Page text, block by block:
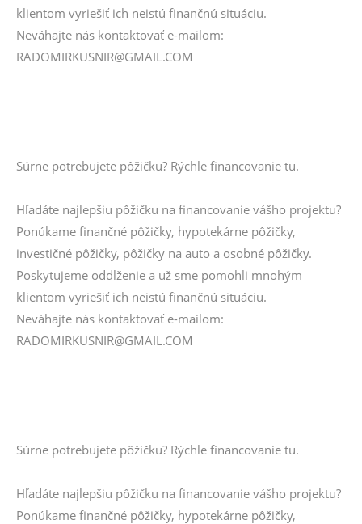
klientom vyriešiť ich neistú finančnú situáciu.
Neváhajte nás kontaktovať e-mailom:
RADOMIRKUSNIR@GMAIL.COM
Súrne potrebujete pôžičku? Rýchle financovanie tu.
Hľadáte najlepšiu pôžičku na financovanie vášho projektu?
Ponúkame finančné pôžičky, hypotekárne pôžičky,
investičné pôžičky, pôžičky na auto a osobné pôžičky.
Poskytujeme oddlženie a už sme pomohli mnohým
klientom vyriešiť ich neistú finančnú situáciu.
Neváhajte nás kontaktovať e-mailom:
RADOMIRKUSNIR@GMAIL.COM
Súrne potrebujete pôžičku? Rýchle financovanie tu.
Hľadáte najlepšiu pôžičku na financovanie vášho projektu?
Ponúkame finančné pôžičky, hypotekárne pôžičky,